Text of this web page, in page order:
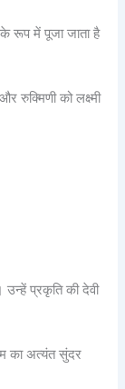
रूप में पूजा जाता है
रुक्मिणी को लक्ष्मी
उन्हें प्रकृति की देवी
का अत्यंत सुंदर